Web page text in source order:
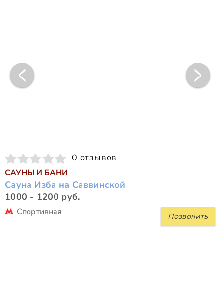
0 отзывов
САУНЫ И БАНИ
Сауна Изба на Саввинской
1000 - 1200 руб.
Позвонить
Спортивная